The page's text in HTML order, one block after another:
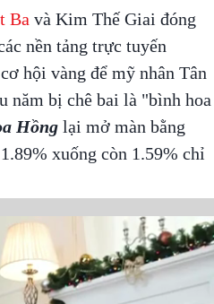
Ba và Kim Thế Giai đóng
nền tảng trực tuyến
hội vàng để mỹ nhân Tân
năm bị chê bai là "bình hoa
Hồnglại mở màn bằng
xuống còn 1.59% chỉ